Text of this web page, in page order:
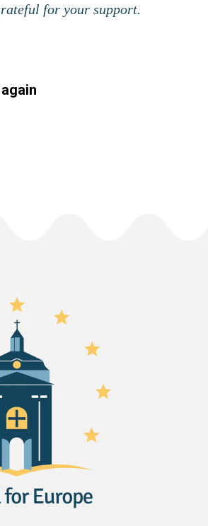
for your support.